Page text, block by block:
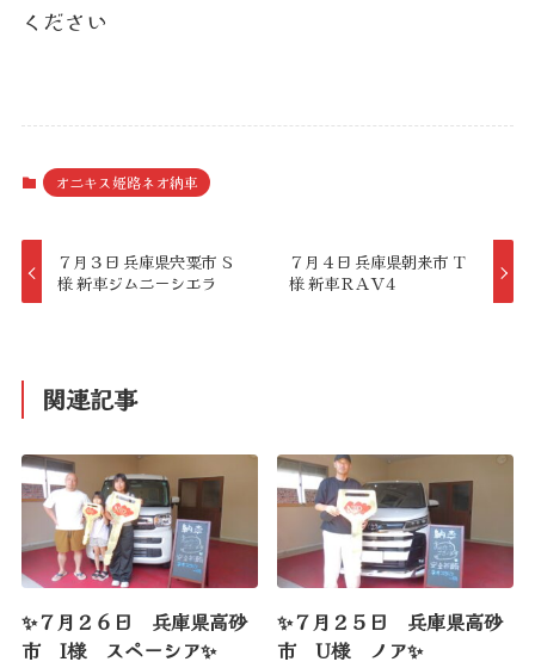
ください
オニキス姫路ネオ納車
７月３日 兵庫県宍粟市 Ｓ
様 新車ジムニーシエラ
７月４日 兵庫県朝来市 Ｔ
様 新車ＲＡＶ4
関連記事
✨７月２６日 兵庫県高砂
市 I様 スペーシア✨
✨７月２５日 兵庫県高砂
市 U様 ノア✨